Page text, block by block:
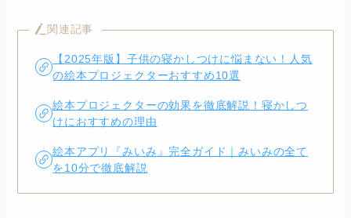
関連記事
【2025年版】子供の寝かしつけに悩まない！人気
の絵本プロジェクターおすすめ10選
絵本プロジェクターの効果を徹底解説！寝かしつ
けにおすすめの理由
絵本アプリ『みいみ』完全ガイド｜みいみの全て
を10分で徹底解説